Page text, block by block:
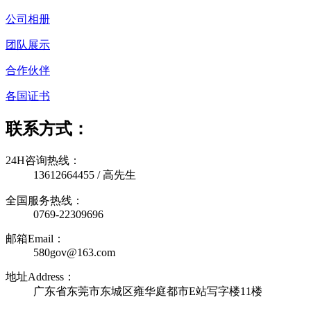
公司相册
团队展示
合作伙伴
各国证书
联系方式：
24H咨询热线：
13612664455 / 高先生
全国服务热线：
0769-22309696
邮箱Email：
580gov@163.com
地址Address：
广东省东莞市东城区雍华庭都市E站写字楼11楼